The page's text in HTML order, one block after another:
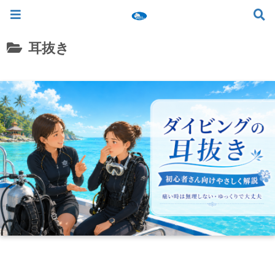
バリ島でいちばん優しい初心者専門 ≫
耳抜き